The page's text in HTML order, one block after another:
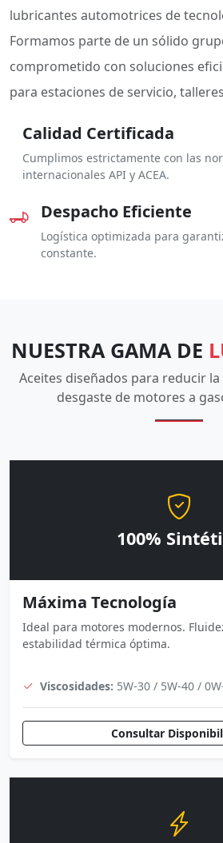
lubricantes automotrices de
Formamos parte de un sólido
comprometido con soluciones
para estaciones de servicio,
Calidad Certificada
Cumplimos estrictamente con las
internacionales API y ACEA.
Despacho Eficiente
Logística optimizada para
constante.
NUESTRA GAMA DE
Aceites diseñados para reducir
desgaste de motores a
100%
Máxima Tecnología
Ideal para motores modernos.
estabilidad térmica óptima.
Viscosidades: 5W-30 / 5W-40 /
Consultar